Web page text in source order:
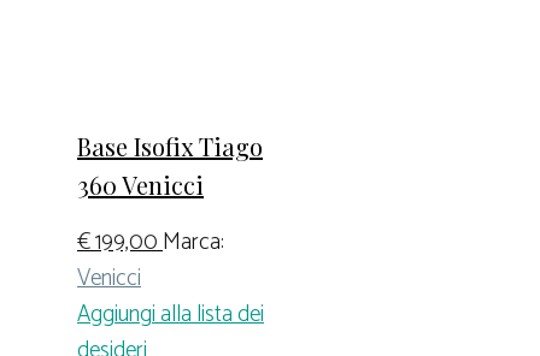
Base Isofix Tiago
360 Venicci
€199,00Marca:
Venicci
Aggiungi alla lista dei